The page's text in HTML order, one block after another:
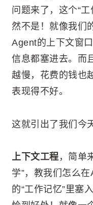
问题来了，这个“
然不是！就像我们
Agent的上下文窗
信息都塞进去。而
越慢，花费的钱也
表现得不好。
这就引出了我们
上下文工程 ，简单
学”，教我们怎么
的“工作记忆”里塞